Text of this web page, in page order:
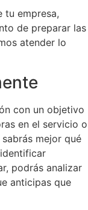
tu empresa,
de preparar las
atender lo
con un objetivo
en el servicio o
mejor qué
podrás analizar
anticipas que